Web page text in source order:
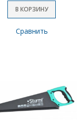
В КОРЗИНУ
Сравнить